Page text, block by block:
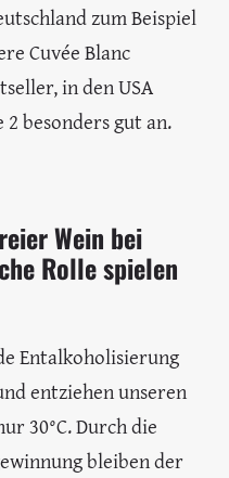
zum Beispiel
Cuvée Blanc
in den USA
besonders gut an.
Wein bei
Rolle spielen
Entalkoholisierung
entziehen unseren
30°C. Durch die
bleiben der